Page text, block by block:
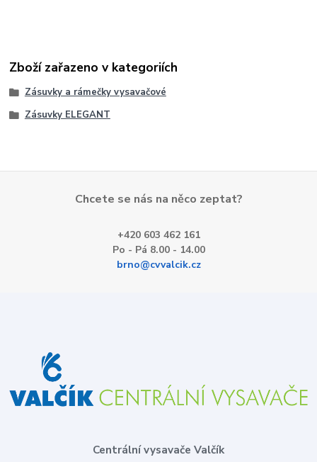
Zboží zařazeno v kategoriích
Zásuvky a rámečky vysavačové
Zásuvky ELEGANT
Chcete se nás na něco zeptat?
+420 603 462 161
Po - Pá 8.00 - 14.00
brno@cvvalcik.cz
Centrální vysavače Valčík